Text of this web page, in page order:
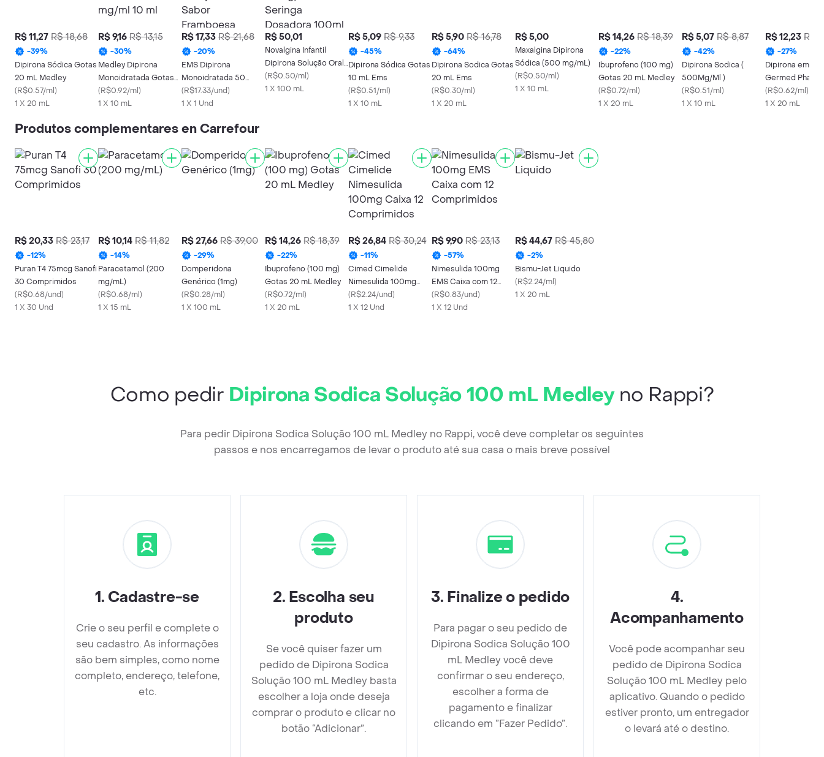
R$ 11,27 R$ 18,68
-39%
Dipirona Sódica Gotas
20 mL Medley
(R$0.57/ml)
1 X 20 mL
R$ 9,16 R$ 13,15
-30%
Medley Dipirona
Monoidratada Gotas
500 mg/ml 10 ml
(R$0.92/ml)
1 X 10 mL
R$ 17,33 R$ 21,68
-20%
EMS Dipirona
Monoidratada 50
mg/ml Genérico
Solução Oral Sabor
com Copo Medida
(R$17.33/und)
1 X 1 Und
R$ 50,01
Novalgina Infantil
Dipirona Solução Oral
50mg/ml com Seringa
Dosadora 100ml
(R$0.50/ml)
1 X 100 mL
R$ 5,09 R$ 9,33
-45%
Dipirona Sódica Gotas
10 mL Ems
(R$0.51/ml)
1 X 10 mL
R$ 5,90 R$ 16,78
-64%
Dipirona Sodica Gotas
20 mL Ems
(R$0.30/ml)
1 X 20 mL
R$ 5,00
Maxalgina Dipirona
Sódica (500 mg/mL)
(R$0.50/ml)
1 X 10 mL
R$ 14,26 R$ 18,39
-22%
Ibuprofeno (100 mg)
Gotas 20 mL Medley
(R$0.72/ml)
1 X 20 mL
R$ 5,07 R$ 8,87
-42%
Dipirona Sodica (
500Mg/Ml )
(R$0.51/ml)
1 X 10 mL
R$ 12,23 R$
-27%
Dipirona em
Germed
(R$0.62/ml)
1 X 20 mL
Produtos complementares en Carrefour
R$ 20,33 R$ 23,17
-12%
Puran T4 75mcg Sanofi
30 Comprimidos
(R$0.68/und)
1 X 30 Und
R$ 10,14 R$ 11,82
-14%
Paracetamol (200
mg/mL)
(R$0.68/ml)
1 X 15 mL
R$ 27,66 R$ 39,00
-29%
Domperidona
Genérico (1mg)
(R$0.28/ml)
1 X 100 mL
R$ 14,26 R$ 18,39
-22%
Ibuprofeno (100 mg)
Gotas 20 mL Medley
(R$0.72/ml)
1 X 20 mL
R$ 26,84 R$ 30,24
-11%
Cimed Cimelide
Nimesulida 100mg
Caixa 12 Comprimidos
(R$2.24/und)
1 X 12 Und
R$ 9,90 R$ 23,13
-57%
Nimesulida 100mg
EMS Caixa com 12
Comprimidos
(R$0.83/und)
1 X 12 Und
R$ 44,67 R$ 45,80
-2%
Bismu-Jet Liquido
(R$2.24/ml)
1 X 20 mL
Como pedir Dipirona Sodica Solução 100 mL Medleyno Rappi?
Para pedir Dipirona Sodica Solução 100 mL Medley no Rappi, você deve completar os seguintes
passos e nos encarregamos de levar o produto até sua casa o mais breve possível
1. Cadastre-se
Crie o seu perfil e complete o
seu cadastro. As informações
são bem simples, como nome
completo, endereço, telefone,
etc.
2. Escolha seu
produto
Se você quiser fazer um
pedido de Dipirona Sodica
Solução 100 mL Medley basta
escolher a loja onde deseja
comprar o produto e clicar no
botão “Adicionar”.
3. Finalize o pedido
Para pagar o seu pedido de
Dipirona Sodica Solução 100
mL Medley você deve
confirmar o seu endereço,
escolher a forma de
pagamento e finalizar
clicando em ”Fazer Pedido”.
4.
Acompanhamento
Você pode acompanhar seu
pedido de Dipirona Sodica
Solução 100 mL Medley pelo
aplicativo. Quando o pedido
estiver pronto, um entregador
o levará até o destino.